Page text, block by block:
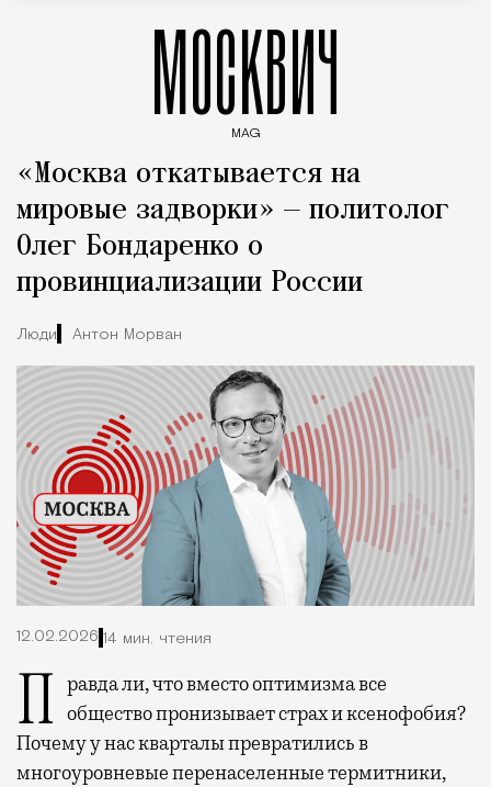
МОСКВИЧ
MAG
«Москва откатывается на
мировые задворки» — политолог
Олег Бондаренко о
провинциализации России
Люди Антон Морван
12.02.2026 14 мин. чтения
Правда ли, что вместо оптимизма все общество пронизывает страх и ксенофобия?
Почему у нас кварталы превратились в
многоуровневые перенаселенные термитники,